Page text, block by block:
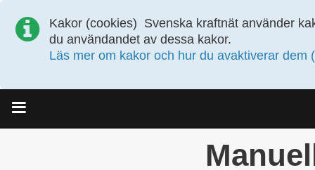
Kakor (cookies) Svenska kraftnät använder
du användandet av dessa kakor.
Läs mer om kakor och hur du avaktiverar dem
Meny